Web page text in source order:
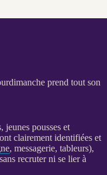
prend tout son
jeunes pousses et
clairement identifiées et
, messagerie, tableurs),
recruter ni se lier à